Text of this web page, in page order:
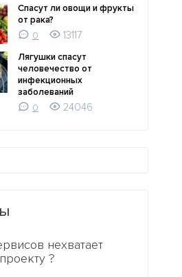
Спасут ли овощи и фрукты
от рака?
0
13117
Лягушки спасут
человечество от
инфекционных
заболеваний
0
24046
нехватает
?